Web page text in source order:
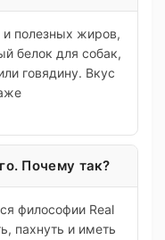
полезных жиров,
белок для собак,
говядину. Вкус
Почему так?
философии Real
пахнуть и иметь